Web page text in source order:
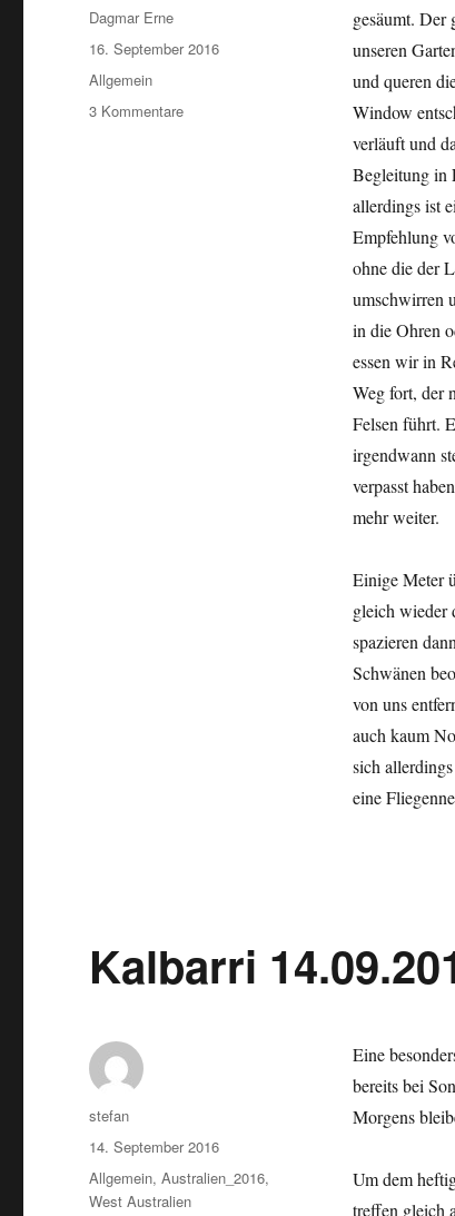
gesäumt. Der
unseren
und queren
Window
verläuft und
Begleitung in
allerdings ist
Empfehlung
ohne die der
umschwirren
in die Ohren
essen wir in
Weg fort, der
Felsen führt.
irgendwann
verpasst
mehr weiter.
Einige Meter
gleich wieder
spazieren
Schwänen
von uns
auch kaum
sich
eine
Autor
Dagmar Erne
Veröffentlicht
am
16. September 2016
Kategorien
Allgemein
3 Kommentarezu
Kalbarri
Eine
bereits bei
Morgens
Um dem
treffen gleich
Autor
stefan
Veröffentlicht
am
14. September 2016
Kategorien
Allgemein,Australien_2016,
West Australien